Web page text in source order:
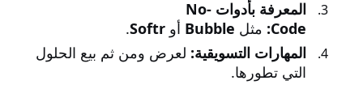
المعرفة بأدوات No-
Code: مثل Bubble أو Softr
.
المهارات التسويقية: لعرض ومن ثم بيع الحلول
التي تطورها.